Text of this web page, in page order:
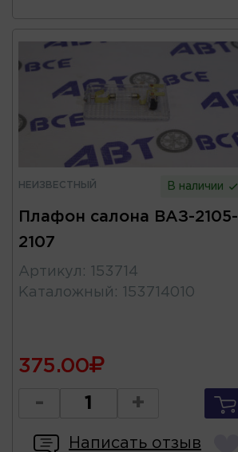
НЕИЗВЕСТНЫЙ В наличии
Плафон салона ВАЗ-2105-
2107
Артикул :
153714
Каталожный : 153714010
375.00
- +
Написать отзыв